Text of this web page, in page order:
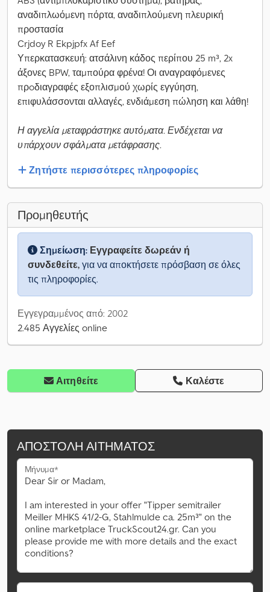
αναδιπλωόμενη πόρτα, αναδιπλούμενη πλευρική
προστασία
Crjdoy R Ekpjpfx Af Eef
Υπερκατασκευή: ατσάλινη κάδος περίπου 25 m³, 2x
άξονες BPW, ταμπούρα φρένα! Οι αναγραφόμενες
πρoδιαγραφές εξοπλισμού χωρίς εγγύηση,
επιφυλάσσονται αλλαγές, ενδιάμεση πώληση και λάθη!
Η αγγελία μεταφράστηκε αυτόματα. Ενδέχεται να
υπάρχουν σφάλματα μετάφρασης.
Ζητήστε περισσότερες πληροφορίες
Προμηθευτής
Σημείωση: Εγγραφείτε δωρεάν ή
συνδεθείτε, για να αποκτήσετε πρόσβαση σε όλες
τις πληροφορίες.
Εγγεγραμμένος από: 2002
2.485 Αγγελίες online
Αιτηθείτε Καλέστε
ΑΠΟΣΤΟΛΉ ΑΙΤΉΜΑΤΟΣ
Μήνυμα*